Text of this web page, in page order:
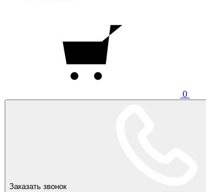
0
Заказать звонок